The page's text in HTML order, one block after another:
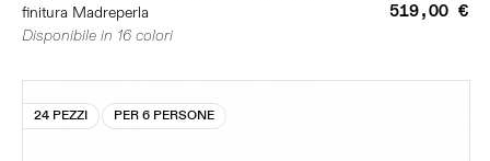
finitura Madreperla
519,00 €
Disponibile in 16 colori
24 PEZZI PER 6 PERSONE